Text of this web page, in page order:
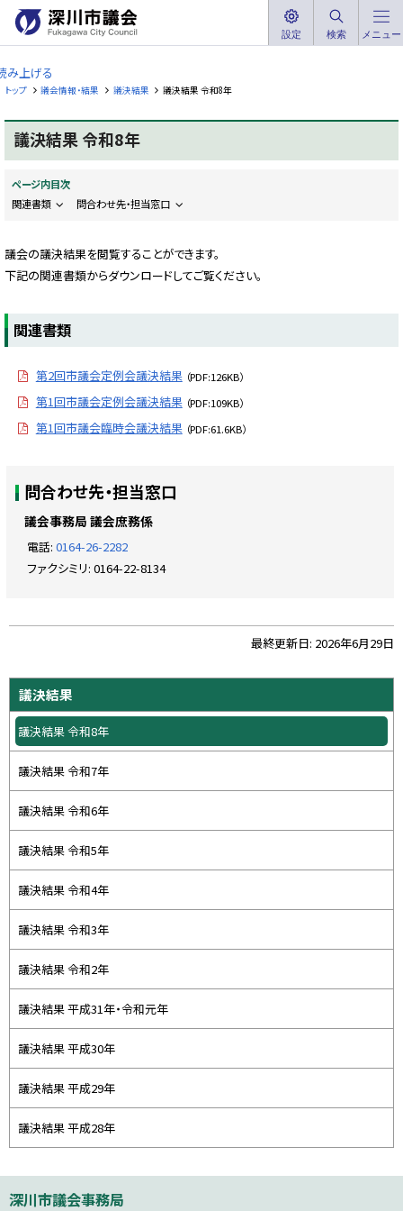
へ
メ
ニ
ュ
へ
深
川
市
議
会
u
a
g
C
t
設定 検索 メニュー
み上げる
トップ 議会情報・結果 議決結果 議決結果 令和8年
議決結果 令和8年
ページ内目次
関連書類
問合わせ先・担当窓口
議会の議決結果を閲覧することができます。
下記の関連書類からダウンロードしてご覧ください。
関連書類
第2回市議会定例会議決結果 （PDF:126KB）
第1回市議会定例会議決結果 （PDF:109KB）
第1回市議会臨時会議決結果 （PDF:61.6KB）
ッ
プ
問合わせ先・担当窓口
議会事務局 議会庶務係
電話: 0164-26-2282
ファクシミリ: 0164-22-8134
プ
に
戻
る
最終更新日: 2026年6月29日
サ
イ
ド
メ
ニ
ュ
ー
議決結果
議決結果 令和8年
議決結果 令和7年
議決結果 令和6年
議決結果 令和5年
議決結果 令和4年
議決結果 令和3年
議決結果 令和2年
議決結果 平成31年・令和元年
議決結果 平成30年
議決結果 平成29年
議決結果 平成28年
文深川市議会事務局